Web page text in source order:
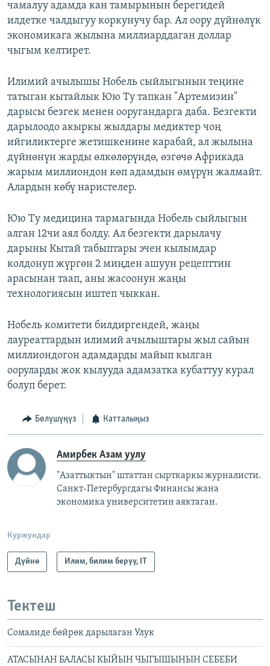
чамалуу адамда кан тамырынын берегидей
илдетке чалдыгуу коркунучу бар. Ал оору дүйнөлүк
экономикага жылына миллиарддаган доллар
чыгым келтирет.
Илимий ачылышы Нобель сыйлыгынын теңине
татыган кытайлык Юю Ту тапкан "Артемизин"
дарысы безгек менен ооругандарга даба. Безгекти
дарылоодо акыркы жылдары медиктер чоң
ийгиликтерге жетишкенине карабай, ал жылына
дүйнөнүн жарды өлкөлөрүндө, өзгөчө Африкада
жарым миллиондон көп адамдын өмүрүн жалмайт.
Алардын көбү наристелер.
Юю Ту медицина тармагында Нобель сыйлыгын
алган 12чи аял болду. Ал безгекти дарылачу
дарыны Кытай табыптары эчен кылымдар
колдонуп жүргөн 2 миңден ашуун рецепттин
арасынан таап, аны жасоонун жаңы
технологиясын иштеп чыккан.
Нобель комитети билдиргендей, жаңы
лауреаттардын илимий ачылыштары жыл сайын
миллиондогон адамдарды майып кылган
ооруларды жок кылууда адамзатка кубаттуу курал
болуп берет.
Бөлүшүңүз Катталыңыз
Амирбек Азам уулу
"Азаттыктын" штаттан сырткаркы журналисти.
Санкт-Петербургдагы Финансы жана
экономика университетин аяктаган.
Куржундар
Дүйнө Илим, билим берүү, IT
Тектеш
Сомалиде бөйрөк дарылаган Улук
АТАСЫНАН БАЛАСЫ КЫЙЫН ЧЫГЫШЫНЫН СЕБЕБИ